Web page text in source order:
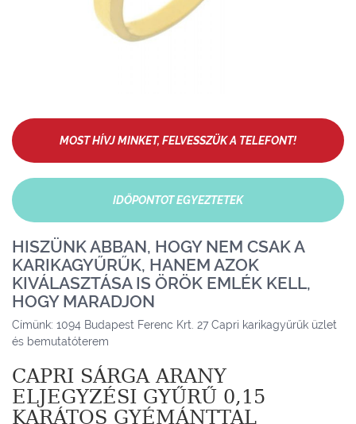
MOST HÍVJ MINKET, FELVESSZÜK A TELEFONT!
IDŐPONTOT EGYEZTETEK
HISZÜNK ABBAN, HOGY NEM CSAK A
KARIKAGYŰRŰK, HANEM AZOK
KIVÁLASZTÁSA IS ÖRÖK EMLÉK KELL,
HOGY MARADJON
Címünk: 1094 Budapest Ferenc Krt. 27 Capri karikagyűrűk üzlet
és bemutatóterem
CAPRI SÁRGA ARANY
ELJEGYZÉSI GYŰRŰ 0,15
KARÁTOS GYÉMÁNTTAL